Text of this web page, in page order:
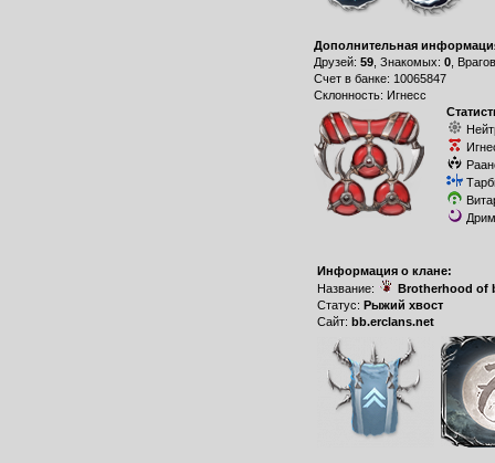
Дополнительная
Друзей: 59, Знакомых: 0,
Счет в банке: 10065847
Склонность: Игнесс
Информация о клане:
Название:
Brotherhood of
Статус: Рыжий хвост
Сайт: bb.erclans.net